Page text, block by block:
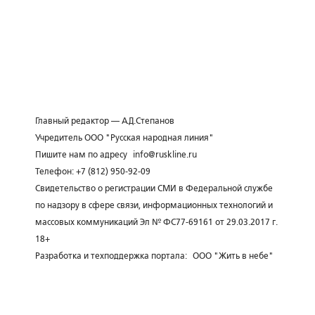
Главный редактор — А.Д.Степанов
Учредитель ООО "Русская народная линия"
Пишите нам по адресу
info@ruskline.ru
Телефон: +7 (812) 950-92-09
Свидетельство о регистрации СМИ в Федеральной службе
по надзору в сфере связи, информационных технологий и
массовых коммуникаций Эл № ФС77-69161 от 29.03.2017 г.
18+
Разработка и техподдержка портала: ООО "Жить в небе"